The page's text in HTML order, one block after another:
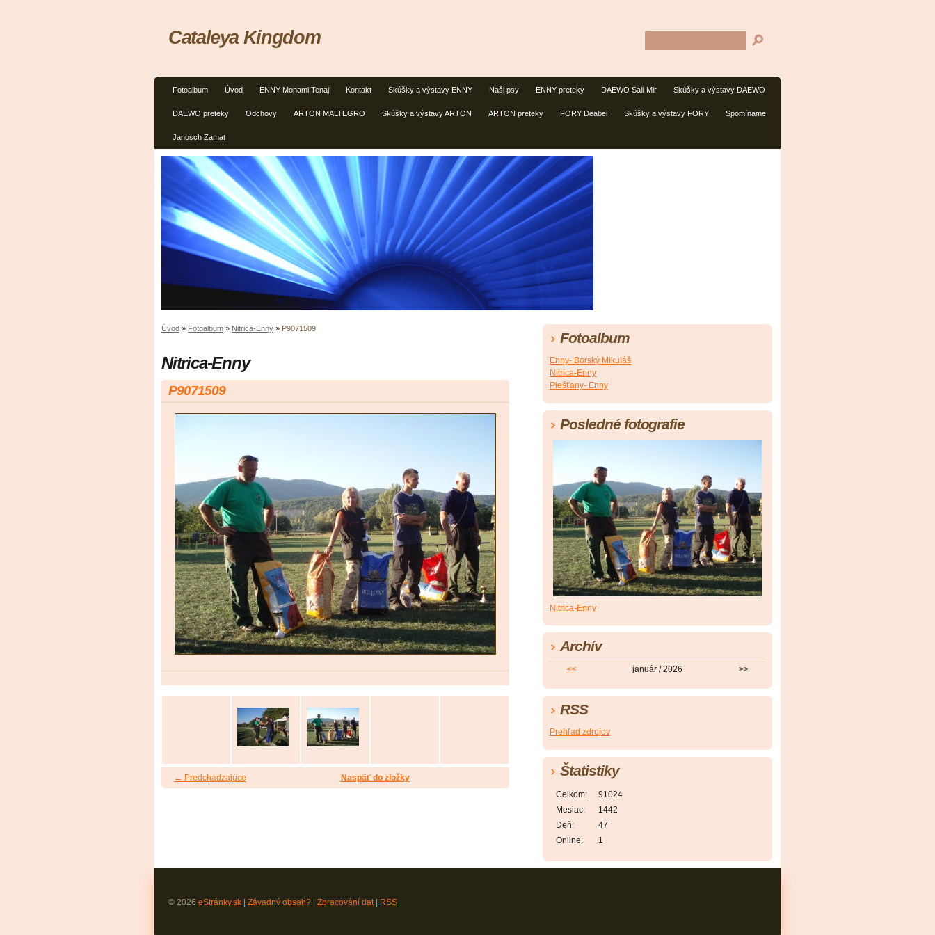
Fotoalbum Úvod ENNY Monami Tenaj Kontakt Skúšky a výstavy ENNY Naši psy ENNY preteky DAEWO Sali-Mir Skúšky a výstavy DAEWO
DAEWO preteky Odchovy ARTON MALTEGRO Skúšky a výstavy ARTON ARTON preteky FORY Deabei Skúšky a výstavy FORY Spomíname
Janosch Zamat
Cataleya Kingdom
Úvod » Fotoalbum » Nitrica-Enny » P9071509
Nitrica-Enny
P9071509
← Predchádzajúce Naspäť do zložky
Fotoalbum
Enny- Borský Mikuláš
Nitrica-Enny
Piešťany- Enny
Posledné fotografie
Nitrica-Enny
Archív
<< január / 2026 >>
RSS
Prehľad zdrojov
Štatistiky
Online: 1
Celkom:
91024
Mesiac:
1442
Deň:
47
© 2026 eStránky.sk Závadný obsah? Zpracování dat| RSS